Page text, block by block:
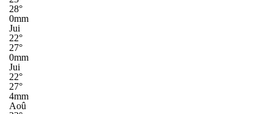
28°
0mm
Jui
22°
27°
0mm
Jui
22°
27°
4mm
Aoû